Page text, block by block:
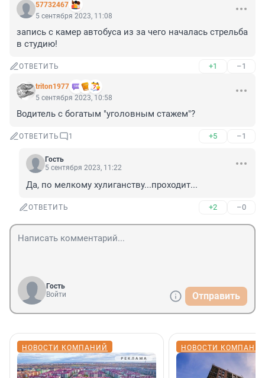
57732467
5 сентября 2023, 11:08
запись с камер автобуса из за чего началась стрельба
в студию!
ОТВЕТИТЬ +1 –1
triton1977
5 сентября 2023, 10:58
Водитель с богатым "уголовным стажем"?
ОТВЕТИТЬ 1 +5 –1
Гость
5 сентября 2023, 11:22
Да, по мелкому хулиганству...проходит...
ОТВЕТИТЬ +2 –0
Гость
Войти
Отправить
НОВОСТИ КОМПАНИЙ НОВОСТИ